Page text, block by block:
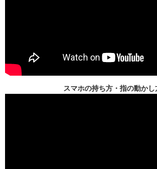
スマホの持ち方・指の動かし